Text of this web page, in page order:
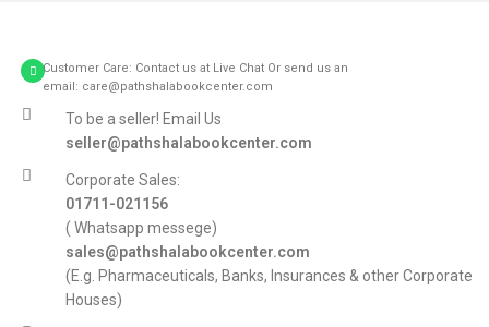
Customer Care: Contact us at Live Chat Or send us an
email: care@pathshalabookcenter.com
To be a seller! Email Us
seller@pathshalabookcenter.com
Corporate Sales:
01711-021156
( Whatsapp messege)
sales@pathshalabookcenter.com
(E.g. Pharmaceuticals, Banks, Insurances & other Corporate
Houses)